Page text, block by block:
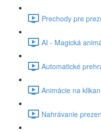
Prechody pre
AI - Magická
Automatické
Animácie na
Nahrávanie